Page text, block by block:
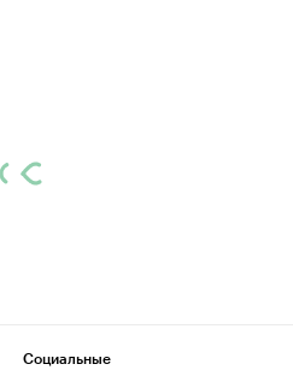
Социальные